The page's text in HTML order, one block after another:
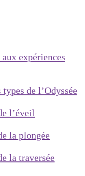
expériences
de l’Odyssée
l’éveil
la plongée
la traversée